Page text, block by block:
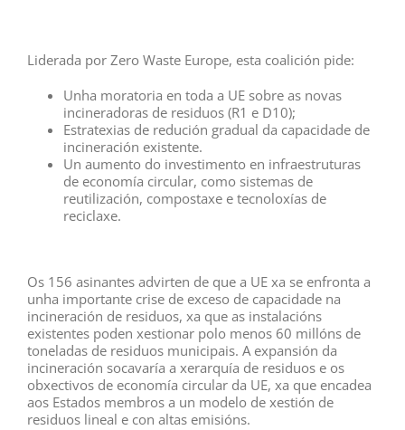
Liderada por Zero Waste Europe, esta coalición pide:
Unha moratoria en toda a UE sobre as novas
incineradoras de residuos (R1 e D10);
Estratexias de redución gradual da capacidade de
incineración existente.
Un aumento do investimento en infraestruturas
de economía circular, como sistemas de
reutilización, compostaxe e tecnoloxías de
reciclaxe.
Os 156 asinantes advirten de que a UE xa se enfronta a
unha importante crise de exceso de capacidade na
incineración de residuos, xa que as instalacións
existentes poden xestionar polo menos 60 millóns de
toneladas de residuos municipais. A expansión da
incineración socavaría a xerarquía de residuos e os
obxectivos de economía circular da UE, xa que encadea
aos Estados membros a un modelo de xestión de
residuos lineal e con altas emisións.